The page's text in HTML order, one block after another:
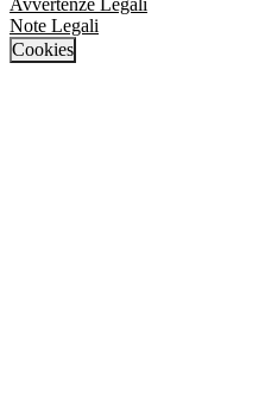
Avvertenze Legali
Note Legali
Cookies